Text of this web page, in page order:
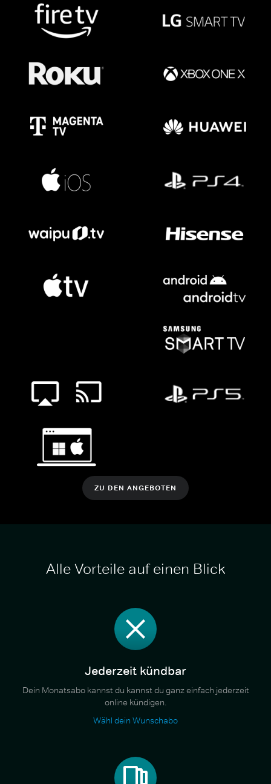
ZU DEN ANGEBOTEN
Alle Vorteile auf einen Blick
Jederzeit kündbar
Dein Monatsabo kannst du kannst du ganz einfach jederzeit
online kündigen.
Wähl dein Wunschabo